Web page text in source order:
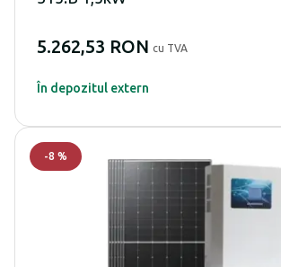
5.262,53 RON cu TVA
În depozitul extern
-8 %